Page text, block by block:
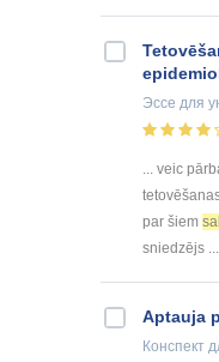
Эссе для
... veic
par šiem
sniedzējs ...
Aptauja
Конспект